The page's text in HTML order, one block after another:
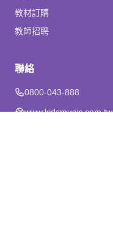
教材訂購
教師招聘
聯絡
0800-043-888
www.kidsmusic.com.tw